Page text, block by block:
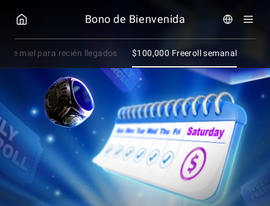
Bono de Bienvenida
de miel para recién llegados $100,000 Freeroll semanal